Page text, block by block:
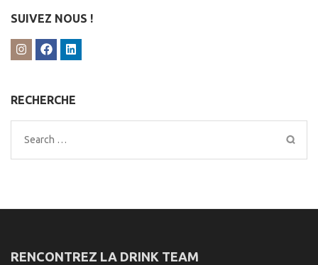
SUIVEZ NOUS !
RECHERCHE
Search
for:
RENCONTREZ LA DRINK TEAM